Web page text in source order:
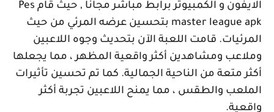
الايفون و الكمبيوتر برابط مباشر مجانا , حيث قام Pes
master league apk بتحسين عرضه المرئي من حيث
المرئيات. قامت اللعبة الآن بتحديث وجوه اللاعبين
وملاعب ومشاهدين أكثر واقعية المظهر ، مما يجعلها
أكثر متعة من الناحية الجمالية. كما تم تحسين تأثيرات
الملعب والطقس ، مما يمنح اللاعبين تجربة أكثر
واقعية.